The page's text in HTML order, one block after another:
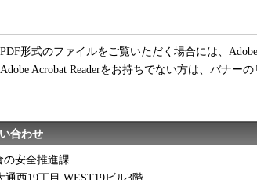
PDF形式のファイルをご覧いただく場合には、Adobe
Adobe Acrobat Readerをお持ちでない方は、バナー
合わせ
の安全推進課
通西19丁目 WEST19ビル3階